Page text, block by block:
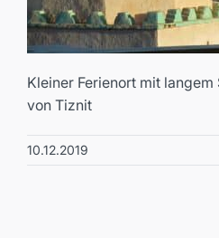
Kleiner Ferienort mit
von Tiznit
10.12.2019